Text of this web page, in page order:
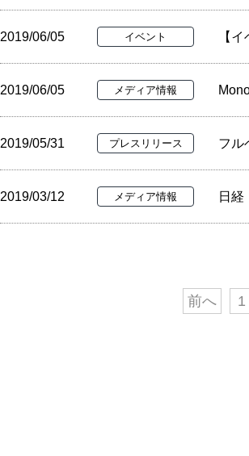
2019/06/05 イベント 【
2019/06/05 メディア情報
2019/05/31 プレスリリース フル
2019/03/12 メディア情報 日
前へ 1